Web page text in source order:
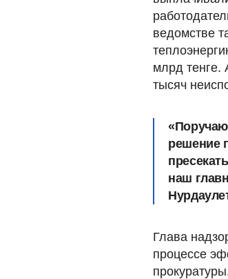
ведомстве
млрд тенге.
тысяч
решение
наш
Глава
процессе